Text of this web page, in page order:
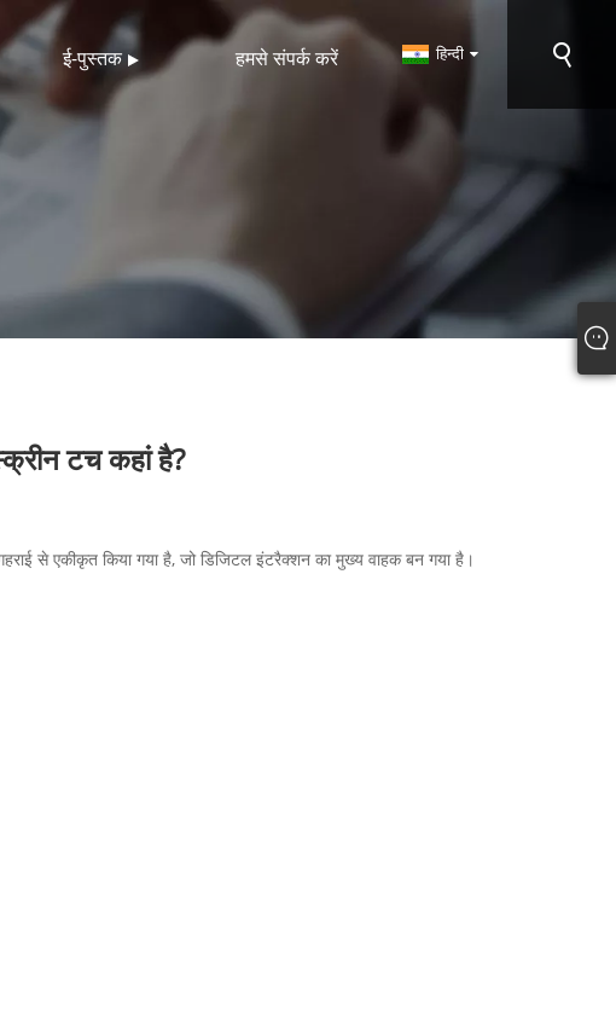
ई-पुस्तक हमसे संपर्क करें हिन्दी
टच कहां है?
से एकीकृत किया गया है, जो डिजिटल इंटरैक्शन का मुख्य वाहक बन गया है।